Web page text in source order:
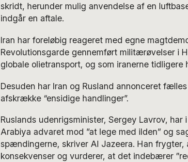
skridt, herunder mulig anvendelse af en
indgår en aftale.
Iran har foreløbig reageret med egne
Revolutionsgarde gennemført militærøvelser i
globale olietransport, og som iranerne tidligere
Desuden har Iran og Rusland annonceret
afskrække “ensidige handlinger”.
Ruslands udenrigsminister, Sergey Lavrov,
Arabiya advaret mod ”at lege med ilden” og
spændingerne, skriver Al Jazeera. Han
konsekvenser og vurderer, at det indebærer